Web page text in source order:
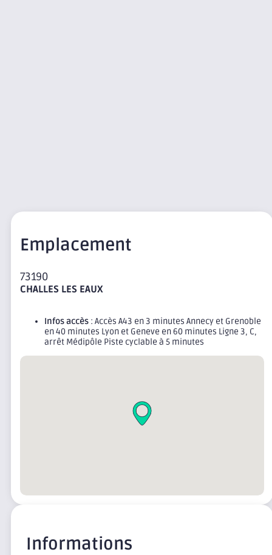
Emplacement
73190
CHALLES LES EAUX
Infos accès : Accès A43 en 3 minutes Annecy et Grenoble
en 40 minutes Lyon et Geneve en 60 minutes Ligne 3, C,
arrêt Médipôle Piste cyclable à 5 minutes
Informations